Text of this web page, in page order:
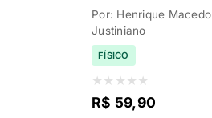
Por: Henrique Macedo
Justiniano
FÍSICO
★ ★ ★ ★ ★
R$ 59,90